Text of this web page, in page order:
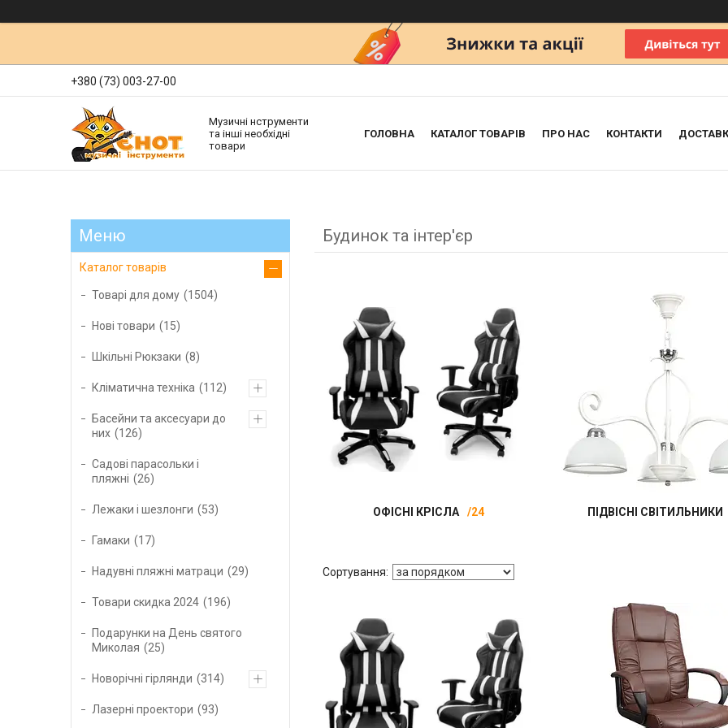
+380 (73) 003-27-00
Музичні нструменти
та інші необхідні
товари
ГОЛОВНА КАТАЛОГ ТОВАРІВ ПРО НАС КОНТАКТИ
Будинок та інтер'єр
ОФІСНІ КРІСЛА 24 ПІДВІСНІ СВІТИЛЬНИКИ
Каталог товарів
Товарі для дому 1504
Нові товари 15
Шкільні Рюкзаки 8
Кліматична техніка 112
Басейни та аксесуари до
них
126
Садові парасольки і
пляжні
26
Лежаки і шезлонги 53
Гамаки 17
Надувні пляжні матраци 29
Товари скидка 2024 196
Подарунки на День святого
Миколая
25
Новорічні гірлянди 314
Лазерні проектори 93